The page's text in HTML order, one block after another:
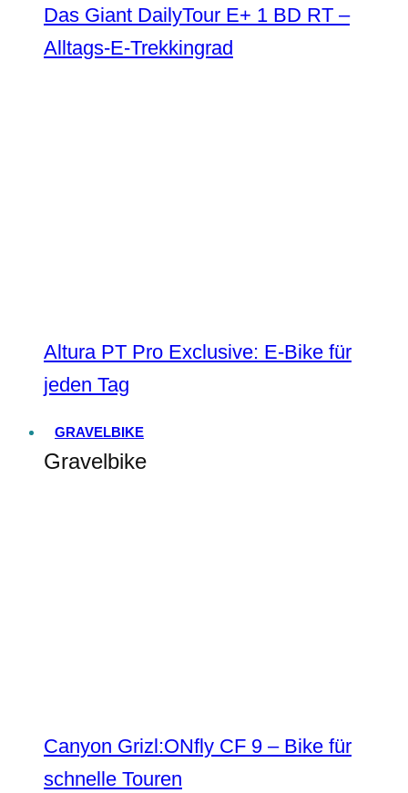
Das Giant DailyTour E+ 1 BD RT –
Alltags-E-Trekkingrad
Altura PT Pro Exclusive: E-Bike für
jeden Tag
GRAVELBIKE
Gravelbike
Canyon Grizl:ONfly CF 9 – Bike für
schnelle Touren